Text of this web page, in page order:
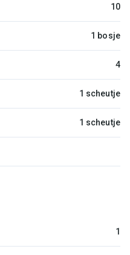
10
1 bosje
4
1 scheutje
1 scheutje
1